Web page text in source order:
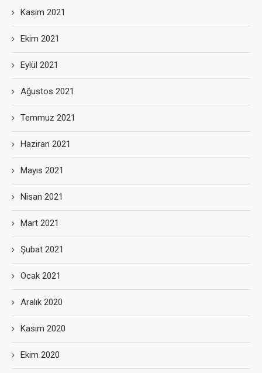
Kasım 2021
Ekim 2021
Eylül 2021
Ağustos 2021
Temmuz 2021
Haziran 2021
Mayıs 2021
Nisan 2021
Mart 2021
Şubat 2021
Ocak 2021
Aralık 2020
Kasım 2020
Ekim 2020